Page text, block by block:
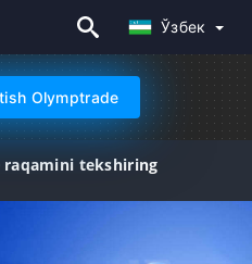
Ўзбек
Olymptrade
tekshiring